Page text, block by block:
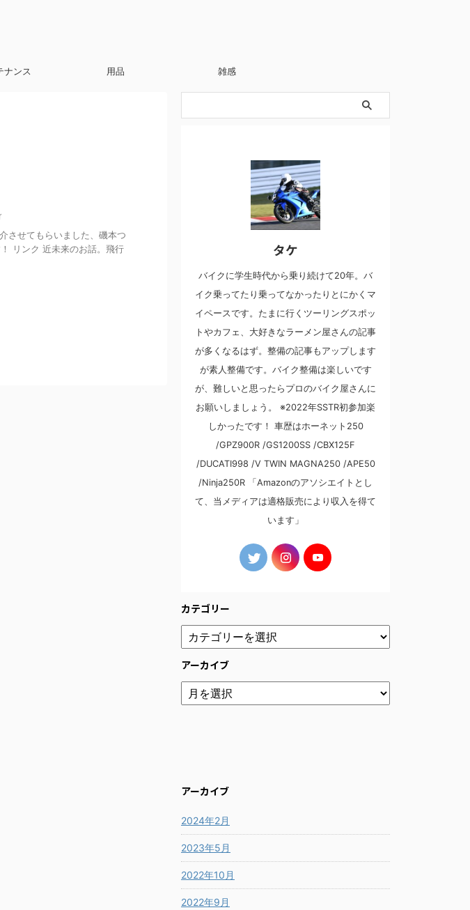
ナンス 用品 雑感
させてもらいました、磯本つ
リンク 近未来のお話。飛行
タケ
バイクに学生時代から乗り続けて20年。バ
イク乗ってたり乗ってなかったりとにかくマ
イペースです。たまに行くツーリングスポッ
トやカフェ、大好きなラーメン屋さんの記事
が多くなるはず。整備の記事もアップします
が素人整備です。バイク整備は楽しいです
が、難しいと思ったらプロのバイク屋さんに
お願いしましょう。 ※2022年SSTR初参加楽
しかったです！ 車歴はホーネット250
/GPZ900R /GS1200SS /CBX125F
/DUCATI998 /V TWIN MAGNA250 /APE50
/Ninja250R 「Amazonのアソシエイトとし
て、当メディアは適格販売により収入を得て
います」
カテゴリー
アーカイブ
アーカイブ
2024年2月
2023年5月
2022年10月
2022年9月